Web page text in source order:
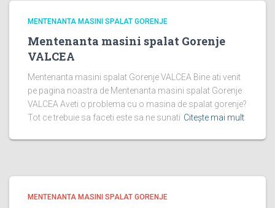
MENTENANTA MASINI SPALAT GORENJE
Mentenanta masini spalat Gorenje
VALCEA
Mentenanta masini spalat Gorenje VALCEA Bine ati venit
pe pagina noastra de Mentenanta masini spalat Gorenje
VALCEA Aveti o problema cu o masina de spalat gorenje?
Tot ce trebuie sa faceti este sa ne sunati Citește mai mult
MENTENANTA MASINI SPALAT GORENJE